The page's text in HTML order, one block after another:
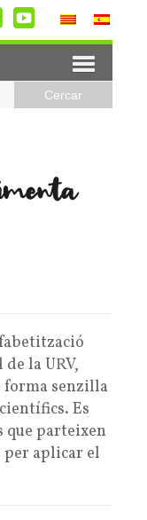
la URV,
forma senzilla
Es
que parteixen
per aplicar el